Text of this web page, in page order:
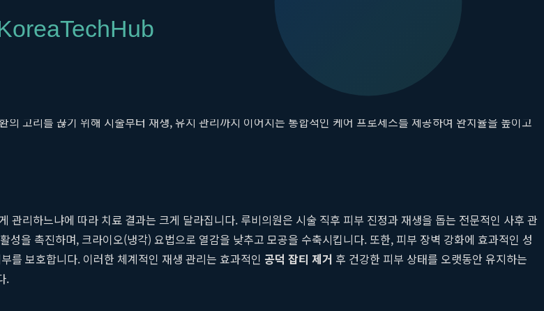
의 고리를 끊기 위해 시술부터 재생, 유지 관리까지 이어지는 통합적인 케어 프로세스를 제공하여 완치율을 높이고
리하느냐에 따라 치료 결과는 크게 달라집니다. 루비의원은 시술 직후 피부 진정과 재생을 돕는 전문적인 사후 관
을 촉진하며, 크라이오(냉각) 요법으로 열감을 낮추고 모공을 수축시킵니다. 또한, 피부 장벽 강화에 효과적인 성
를 보호합니다. 이러한 체계적인 재생 관리는 효과적인 공덕 잡티 제거 후 건강한 피부 상태를 오랫동안 유지하는
.